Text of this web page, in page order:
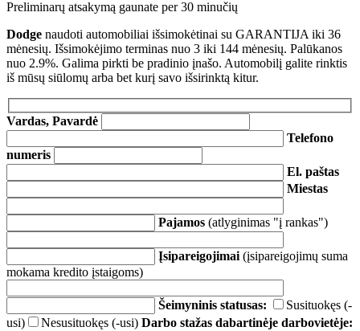
Preliminarų atsakymą gaunate per 30 minučių
Dodge naudoti automobiliai išsimokėtinai su GARANTIJA iki 36
mėnesių. Išsimokėjimo terminas nuo 3 iki 144 mėnesių. Palūkanos
nuo 2.9%. Galima pirkti be pradinio įnašo. Automobilį galite rinktis
iš mūsų siūlomų arba bet kurį savo išsirinktą kitur.
Vardas, Pavardė
Telefono
numeris
El. paštas
Miestas
Pajamos (atlyginimas "į rankas")
Įsipareigojimai (įsipareigojimų suma
mokama kredito įstaigoms)
Šeimyninis statusas:
Susituokęs (-
usi)
Nesusituokęs (-usi) Darbo stažas dabartinėje darbovietėje: